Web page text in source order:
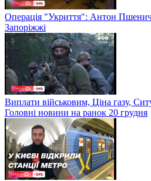
Операція "Укриття": Антон
Запоріжжі
Виплати військовим, Ціна газу,
Головні новини на ранок 20 грудня